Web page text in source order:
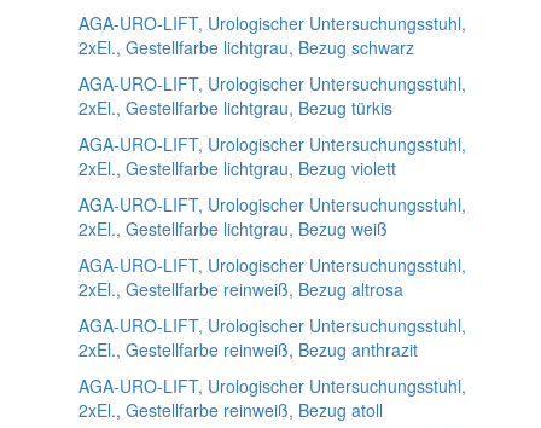
AGA-URO-LIFT, Urologischer Untersuchungsstuhl,
2xEl., Gestellfarbe lichtgrau, Bezug schwarz
AGA-URO-LIFT, Urologischer Untersuchungsstuhl,
2xEl., Gestellfarbe lichtgrau, Bezug türkis
AGA-URO-LIFT, Urologischer Untersuchungsstuhl,
2xEl., Gestellfarbe lichtgrau, Bezug violett
AGA-URO-LIFT, Urologischer Untersuchungsstuhl,
2xEl., Gestellfarbe lichtgrau, Bezug weiß
AGA-URO-LIFT, Urologischer Untersuchungsstuhl,
2xEl., Gestellfarbe reinweiß, Bezug altrosa
AGA-URO-LIFT, Urologischer Untersuchungsstuhl,
2xEl., Gestellfarbe reinweiß, Bezug anthrazit
AGA-URO-LIFT, Urologischer Untersuchungsstuhl,
2xEl., Gestellfarbe reinweiß, Bezug atoll